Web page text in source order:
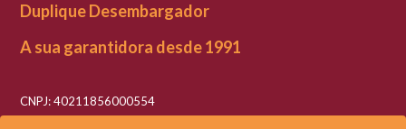
Duplique Desembargador
A sua garantidora desde 1991
CNPJ: 40211856000554